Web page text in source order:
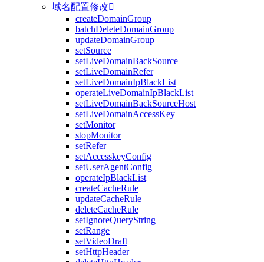
域名配置修改
createDomainGroup
batchDeleteDomainGroup
updateDomainGroup
setSource
setLiveDomainBackSource
setLiveDomainRefer
setLiveDomainIpBlackList
operateLiveDomainIpBlackList
setLiveDomainBackSourceHost
setLiveDomainAccessKey
setMonitor
stopMonitor
setRefer
setAccesskeyConfig
setUserAgentConfig
operateIpBlackList
createCacheRule
updateCacheRule
deleteCacheRule
setIgnoreQueryString
setRange
setVideoDraft
setHttpHeader